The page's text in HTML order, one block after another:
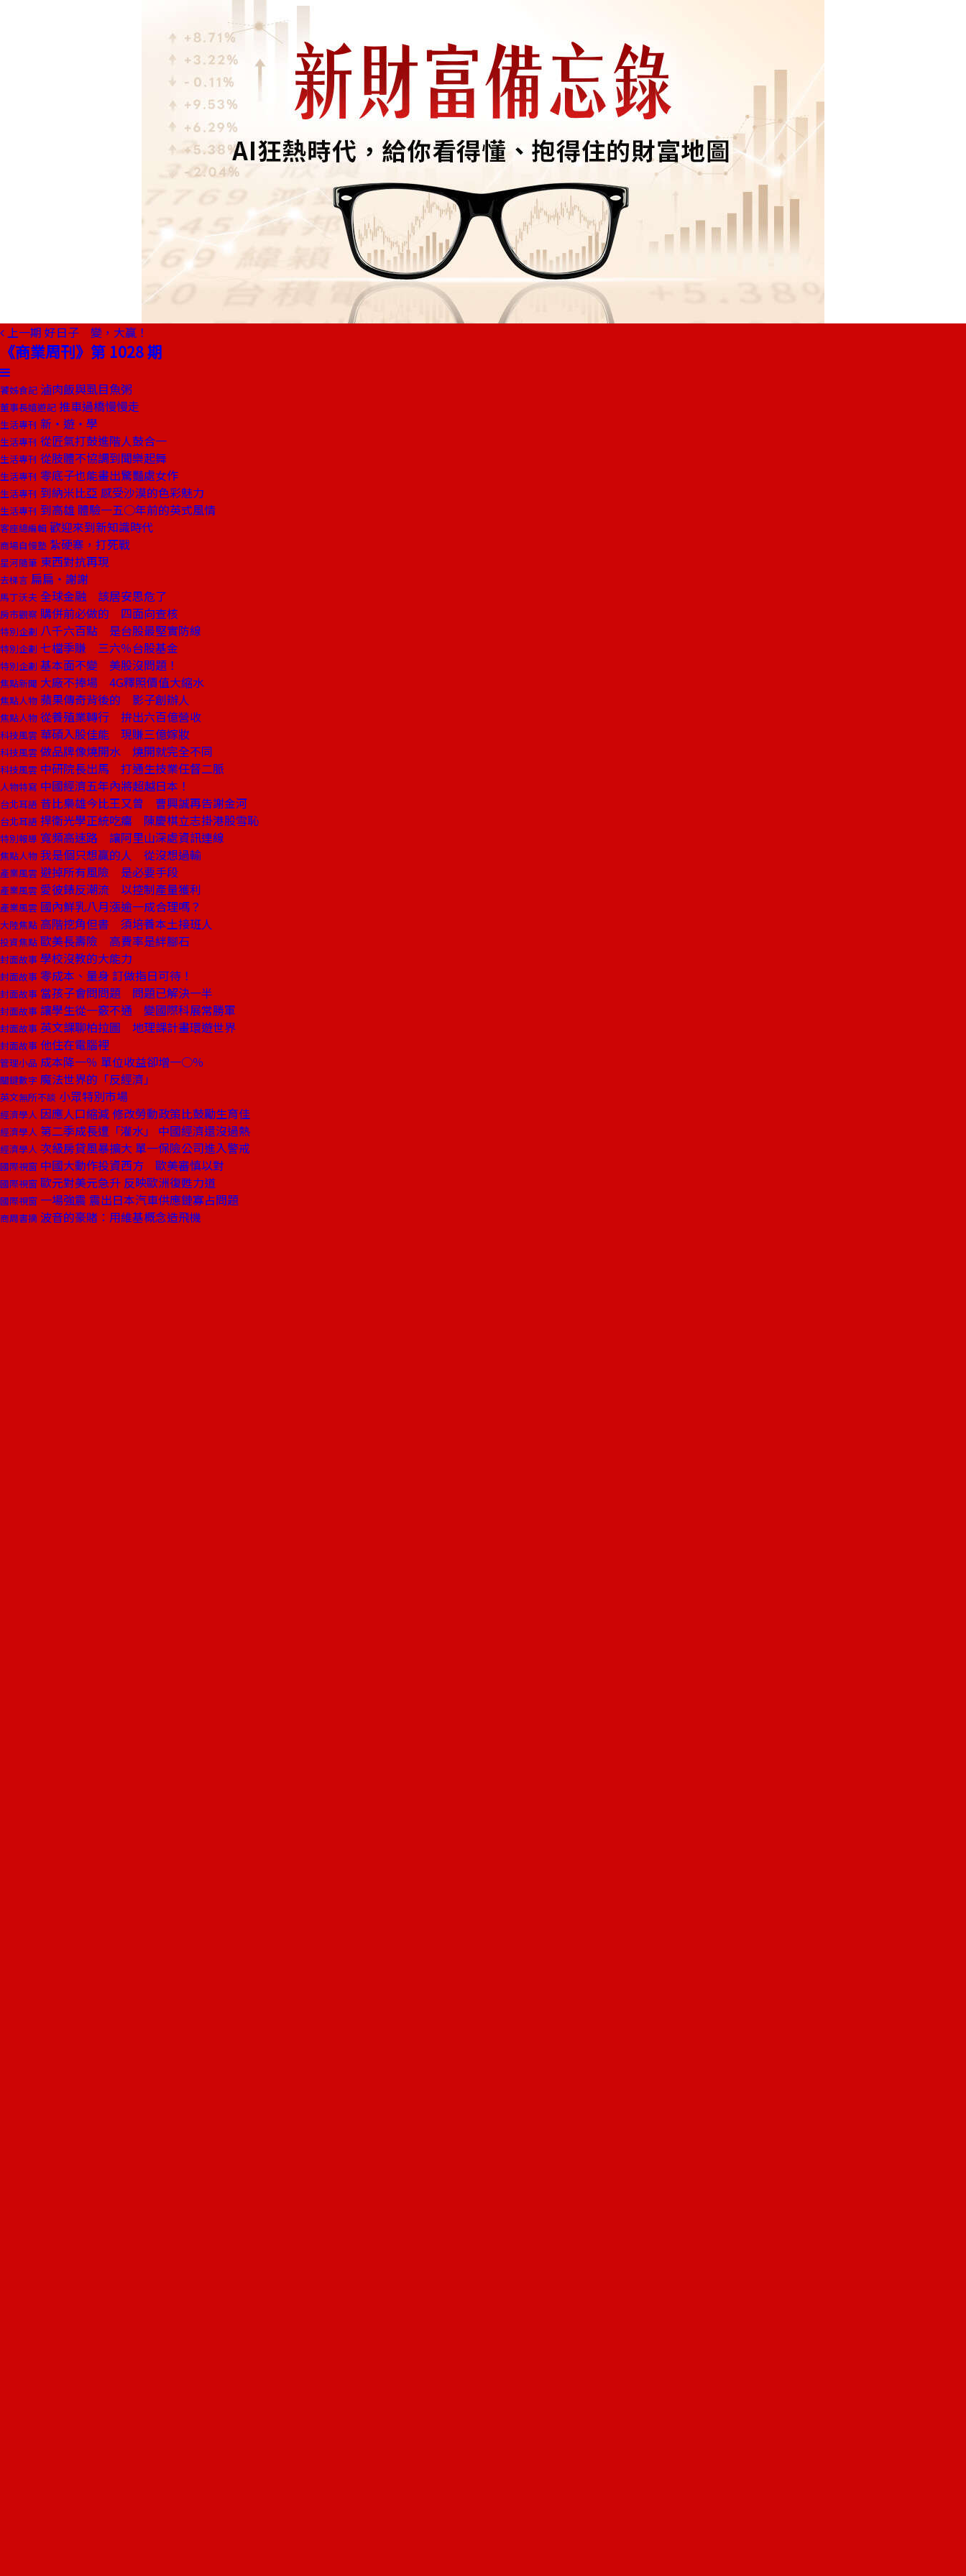
上一期 好日子 變，大贏！
《商業周刊》第 1028 期
饕姊食記 滷肉飯與虱目魚粥
董事長嬉遊記 推車過橋慢慢走
生活專刊 新‧遊‧學
生活專刊 從匠氣打鼓進階人鼓合一
生活專刊 從肢體不協調到聞樂起舞
生活專刊 零底子也能畫出驚豔處女作
生活專刊 到納米比亞 感受沙漠的色彩魅力
生活專刊 到高雄 體驗一五○年前的英式風情
客座總編輯 歡迎來到新知識時代
商場自慢塾 紮硬寨，打死戰
星河隨筆 東西對抗再現
去梯言 扁扁‧謝謝
馬丁沃夫 全球金融 該居安思危了
房市觀察 購併前必做的 四面向查核
特別企劃 八千六百點 是台股最堅實防線
特別企劃 七檔季賺 三六％台股基金
特別企劃 基本面不變 美股沒問題！
焦點新聞 大廠不捧場 4G釋照價值大縮水
焦點人物 蘋果傳奇背後的 影子創辦人
焦點人物 從養殖業轉行 拚出六百億營收
科技風雲 華碩入股佳能 現賺三億嫁妝
科技風雲 做品牌像燒開水 燒開就完全不同
科技風雲 中研院長出馬 打通生技業任督二脈
人物特寫 中國經濟五年內將超越日本！
台北耳語 昔比梟雄今比王又曾 曹興誠再告謝金河
台北耳語 捍衛光學正統吃癟 陳慶棋立志掛港股雪恥
特別報導 寬頻高速路 讓阿里山深處資訊連線
焦點人物 我是個只想贏的人 從沒想過輸
產業風雲 避掉所有風險 是必要手段
產業風雲 愛彼錶反潮流 以控制產量獲利
產業風雲 國內鮮乳八月漲逾一成合理嗎？
大陸焦點 高階挖角但書 須培養本土接班人
投資焦點 歐美長壽險 高費率是絆腳石
封面故事 學校沒教的大能力
封面故事 零成本、量身 訂做指日可待！
封面故事 當孩子會問問題 問題已解決一半
封面故事 讓學生從一竅不通 變國際科展常勝軍
封面故事 英文課聊柏拉圖 地理課計畫環遊世界
封面故事 他住在電腦裡
管理小品 成本降一％ 單位收益卻增一○％
關鍵數字 魔法世界的「反經濟」
英文無所不談 小眾特別市場
經濟學人 因應人口縮減 修改勞動政策比鼓勵生育佳
經濟學人 第二季成長遭「灌水」 中國經濟還沒過熱
經濟學人 次級房貸風暴擴大 單一保險公司進入警戒
國際視窗 中國大動作投資西方 歐美審慎以對
國際視窗 歐元對美元急升 反映歐洲復甦力道
國際視窗 一場強震 震出日本汽車供應鏈寡占問題
商周書摘 波音的豪賭：用維基概念造飛機